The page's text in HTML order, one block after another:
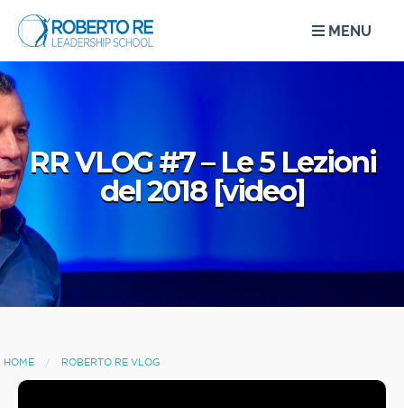
MENU
RR VLOG #7 – Le 5 Lezioni
del 2018 [video]
HOME ROBERTO RE VLOG